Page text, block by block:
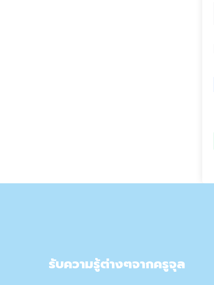
รับความรู้ต่างๆจากครูจุล